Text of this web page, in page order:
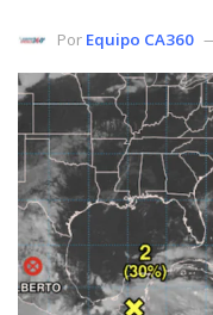
Por Equipo CA360